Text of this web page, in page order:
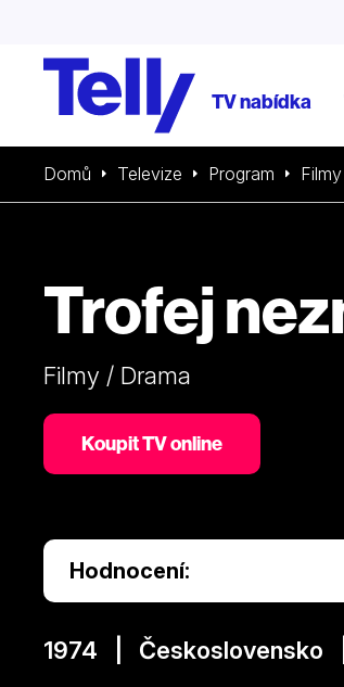
TV nabídka
Domů Televize Program Filmy
Trofej
Filmy / Drama
Koupit TV online
Hodnocení:
1974 | Československo